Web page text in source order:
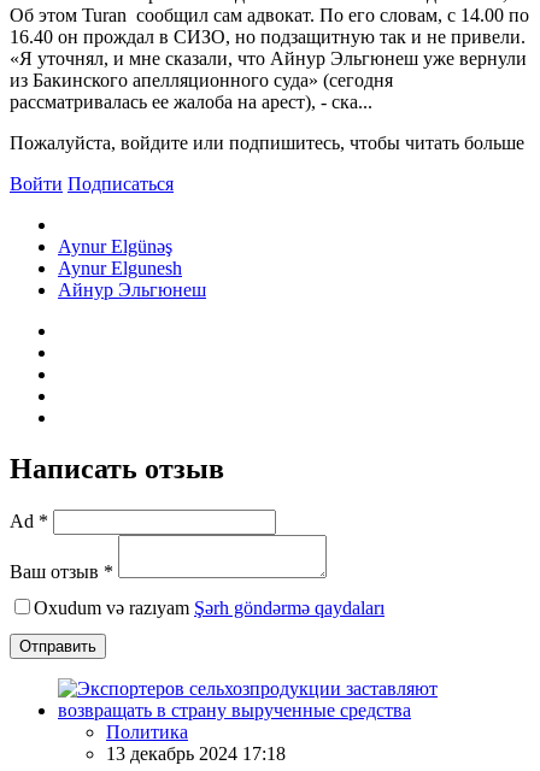
Об этом Turan сообщил сам адвокат. По его словам, с 14.00 по
16.40 он прождал в СИЗО, но подзащитную так и не привели.
«Я уточнял, и мне сказали, что Айнур Эльгюнеш уже вернули
из Бакинского апелляционного суда» (сегодня
рассматривалась ее жалоба на арест), - ска...
Пожалуйста, войдите или подпишитесь, чтобы читать больше
Войти Подписаться
Aynur Elgünəş
Aynur Elgunesh
Айнур Эльгюнеш
Написать отзыв
Ad *
Ваш отзыв *
Oxudum və razıyam Şərh göndərmə qaydaları
Отправить
Политика
13 декабрь 2024 17:18